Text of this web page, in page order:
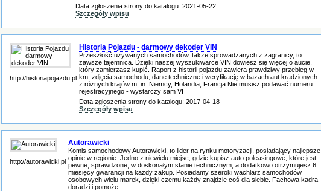
Data zgłoszenia strony do katalogu: 2021-05-22
Szczegóły wpisu
http://historiapojazdu.pl
Historia Pojazdu - darmowy dekoder VIN
Przeszłość używanych samochodów, także sprowadzanych z zagranicy, to
zawsze tajemnica. Dzięki naszej wyszukiwarce VIN dowiesz się więcej o aucie,
który zamierzasz kupić. Raport z historii pojazdu zawiera prawdziwy przebieg w
km, zdjęcia samochodu, dane techniczne i weryfikację w bazach aut kradzionych
z różnych krajów m. in. Niemcy, Holandia, Francja.Nie musisz podawać numeru
rejestracyjnego - wystarczy sam VI
Data zgłoszenia strony do katalogu: 2017-04-18
Szczegóły wpisu
http://autorawicki.pl
Autorawicki
Komis samochodowy Autorawicki, to lider na rynku motoryzacji, posiadający najlepsze
opinie w regionie. Jedno z niewielu miejsc, gdzie kupisz auto poleasingowe, które jest
pewne, sprawdzone, w doskonałym stanie technicznym, a dodatkowo otrzymujesz 6
miesięcy gwarancji na każdy zakup. Posiadamy szeroki wachlarz samochodów
osobowych wielu marek, dzięki czemu każdy znajdzie coś dla siebie. Fachowa kadra
doradzi i pomoże